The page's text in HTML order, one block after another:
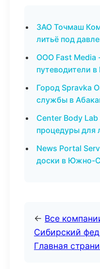
ЗАО Точмаш
литьё под
ООО Fast Media
путеводители в
Город Spravka
службы в
Center Body
процедуры для
News Portal
доски в Южно-
← Все
Сибирский
Главная